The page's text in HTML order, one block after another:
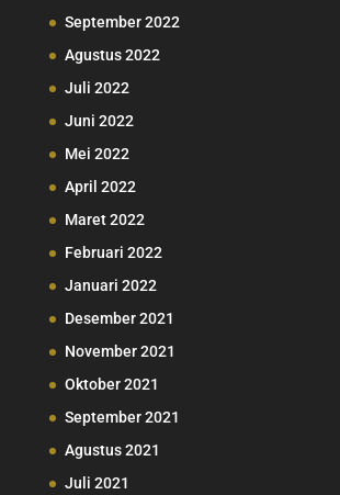
September 2022
Agustus 2022
Juli 2022
Juni 2022
Mei 2022
April 2022
Maret 2022
Februari 2022
Januari 2022
Desember 2021
November 2021
Oktober 2021
September 2021
Agustus 2021
Juli 2021